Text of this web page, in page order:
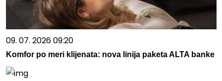
09. 07. 2026 09:20
Komfor po meri klijenata: nova linija paketa ALTA banke